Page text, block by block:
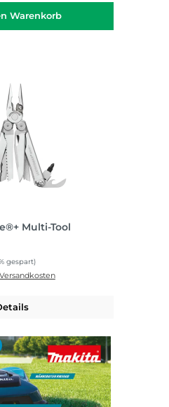
Warenkorb
Multi-Tool
gespart)